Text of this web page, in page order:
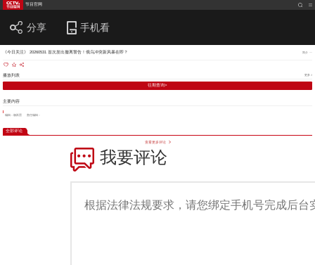
节目官网
分享 手机看
《今日关注》 20260531 首次发出撤离警告！俄乌冲突新风暴在即？ 简介
播放列表 更多 >
往期查询>
主要内容
编辑：杨跃雷 责任编辑：
全部评论
查看更多评论